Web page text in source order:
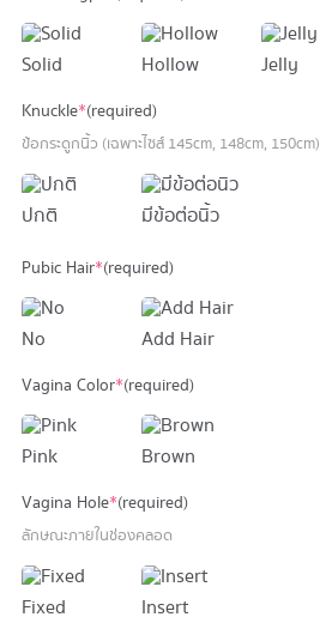
Solid Hollow Jelly
Knuckle*(required)
ข้อกระดูกนิ้ว (เฉพาะไซส์ 145cm, 148cm, 150cm)
ปกติ มีข้อต่อนิ้ว
Pubic Hair*(required)
No Add Hair
Vagina Color*(required)
Pink Brown
Vagina Hole*(required)
ลักษณะภายในช่องคลอด
Fixed Insert